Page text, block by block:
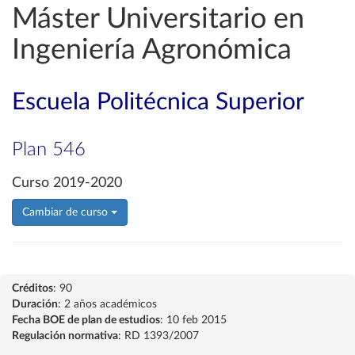
Máster Universitario en
Ingeniería Agronómica
Escuela Politécnica Superior
Plan 546
Curso 2019-2020
Cambiar de curso
Créditos: 90
Duración: 2 años académicos
Fecha BOE de plan de estudios: 10 feb 2015
Regulación normativa: RD 1393/2007